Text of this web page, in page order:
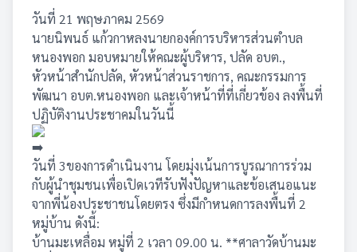
วันที่ 21 พฤษภาคม 2569
นายนิพนธ์ แก้วกาหลงนายกองค์การบริหารส่วนตำบล
หนองพอก มอบหมายให้คณะผู้บริหาร, ปลัด อบต.,
หัวหน้าสำนักปลัด, หัวหน้าส่วนราชการ, คณะกรรมการ
พัฒนา อบต.หนองพอก และเจ้าหน้าที่ที่เกี่ยวข้อง ลงพื้นที่
ปฏิบัติงานประชาคมในวันนี้
วันที่ 3ของการดำเนินงาน โดยมุ่งเน้นการบูรณาการร่วม
กับผู้นำชุมชนเพื่อเปิดเวทีรับฟังปัญหาและข้อเสนอแนะ
จากพี่น้องประชาชนโดยตรง ซึ่งมีกำหนดการลงพื้นที่ 2
หมู่บ้าน ดังนี้:
บ้านมะเหลื่อม หมู่ที่ 2 เวลา 09.00 น. **ศาลาวัดบ้านมะ